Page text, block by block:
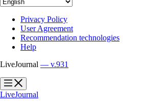
Privacy Policy
User Agreement
Recommendation technologies
Help
LiveJournal — v.931
?
?
LiveJournal